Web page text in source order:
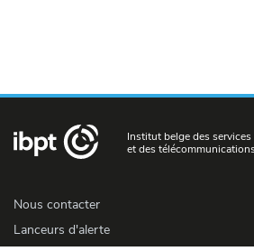
Institut belge des
et des
Nous contacter
Lanceurs d'alerte